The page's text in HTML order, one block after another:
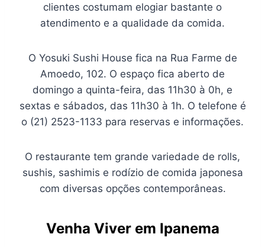
clientes costumam elogiar bastante o
atendimento e a qualidade da comida.
O Yosuki Sushi House fica na Rua Farme de
Amoedo, 102. O espaço fica aberto de
domingo a quinta-feira, das 11h30 à 0h, e
sextas e sábados, das 11h30 à 1h. O telefone é
o (21) 2523-1133 para reservas e informações.
O restaurante tem grande variedade de rolls,
sushis, sashimis e rodízio de comida japonesa
com diversas opções contemporâneas.
Venha Viver em Ipanema